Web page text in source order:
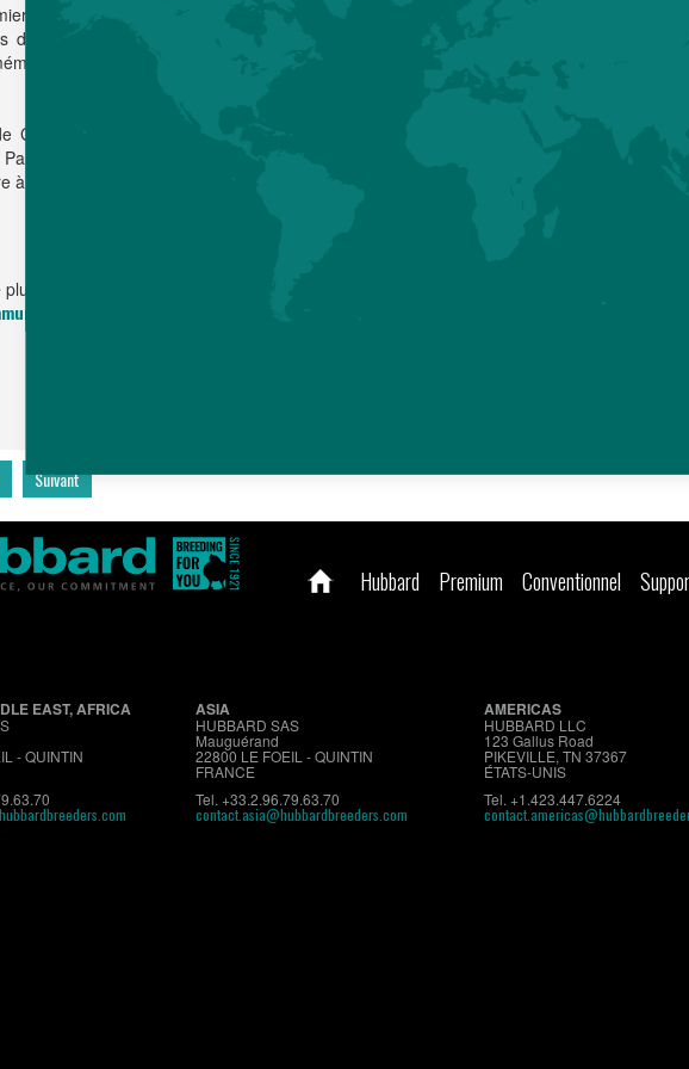
lot de Grand-parentaux (GP) Hubbard Premium a été livré de France à Dhaka
d'un jour sont arrivés dans de très bonnes conditions, et ont été manipulés avec
aux exigences élevées de logistique et d'assurance qualité de Hubbard.
GP est placé dans une ferme dédiée et bien isolée, répondant aux normes de
s'engage à fournir des poussins parentaux d'un jour Hubbard Premium de haute
à la demande croissante de poulets Premium au Bangladesh.
plus amples informations, contactez votre interlocuteur Hubbard habituel ou l’équipe
Suivant
Hubbard Premium Conventionnel
EAST, AFRICA
- QUINTIN
ASIA
HUBBARD SAS
Mauguérand
22800 LE FOEIL - QUINTIN
FRANCE
Tel. +33.2.96.79.63.70
contact.asia@hubbardbreeders.com
AMERICAS
HUBBARD LLC
123 Gallus Road
PIKEVILLE, TN 37367
ÉTATS-UNIS
Tel. +1.423.447.6224